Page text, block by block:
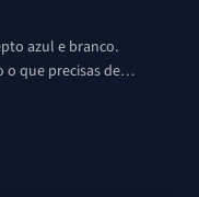
azul e branco.
que precisas de